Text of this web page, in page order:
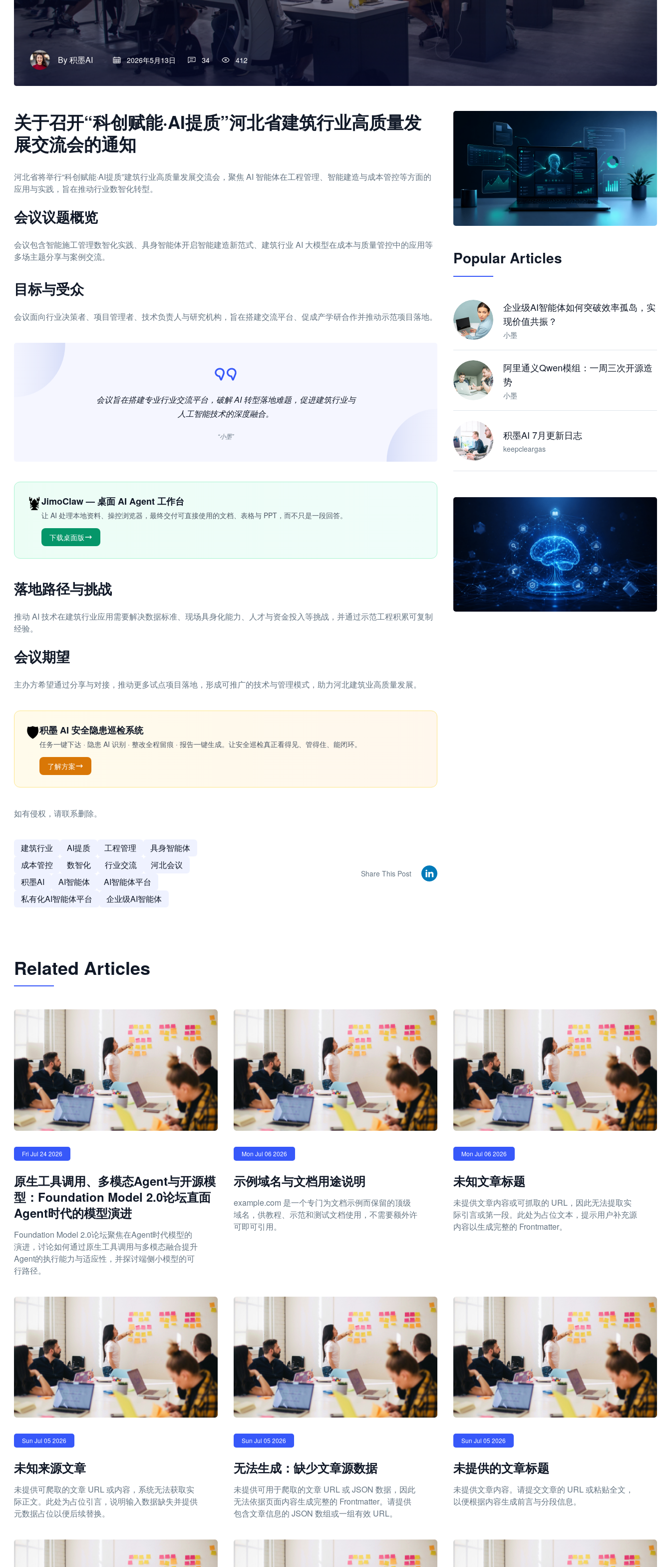
By积墨AI 2026年5月13日 34 412
关于召开“科创赋能·AI提质”河北省建筑行业高质量发
展交流会的通知
河北省将举行“科创赋能·AI提质”建筑行业高质量发展交流会，聚焦 AI 智能体在工程管理、智能建造与成本管控等方面的
应用与实践，旨在推动行业数智化转型。
会议议题概览
会议包含智能施工管理数智化实践、具身智能体开启智能建造新范式、建筑行业 AI 大模型在成本与质量管控中的应用等
多场主题分享与案例交流。
目标与受众
会议面向行业决策者、项目管理者、技术负责人与研究机构，旨在搭建交流平台、促成产学研合作并推动示范项目落地。
会议旨在搭建专业行业交流平台，破解 AI 转型落地难题，促进建筑行业与
人工智能技术的深度融合。
“小墨”
🦞JimoClaw — 桌面 AI Agent 工作台
让 AI 处理本地资料、操控浏览器，最终交付可直接使用的文档、表格与 PPT，而不只是一段回答。
下载桌面版
落地路径与挑战
推动 AI 技术在建筑行业应用需要解决数据标准、现场具身化能力、人才与资金投入等挑战，并通过示范工程积累可复制
经验。
会议期望
主办方希望通过分享与对接，推动更多试点项目落地，形成可推广的技术与管理模式，助力河北建筑业高质量发展。
🛡️积墨 AI 安全隐患巡检系统
任务一键下达 · 隐患 AI 识别 · 整改全程留痕 · 报告一键生成。让安全巡检真正看得见、管得住、能闭环。
了解方案
如有侵权，请联系删除。
建筑行业 AI提质 工程管理
具身智能体
成本管控
数智化 行业交流
河北会议
积墨AI
AI智能体
AI智能体平台
私有化AI智能体平台
企业级AI智能体
Share This Post
JimoClaw 桌面 AI Agent 工作台
Popular Articles
企业级AI智能体如何突破效率孤岛，实
现价值共振？
小墨
阿里通义Qwen模组：一周三次开源造
势
小墨
积墨AI 7月更新日志
keepcleargas
Related Articles
Fri Jul 24 2026
原生工具调用、多模态Agent与开源模
型：Foundation Model 2.0论坛直面
Agent时代的模型演进
Foundation Model 2.0论坛聚焦在Agent时代模型的
演进，讨论如何通过原生工具调用与多模态融合提升
Agent的执行能力与适应性，并探讨端侧小模型的可
行路径。
Mon Jul 06 2026
示例域名与文档用途说明
example.com 是一个专门为文档示例而保留的顶级
域名，供教程、示范和测试文档使用，不需要额外许
可即可引用。
Mon Jul 06 2026
未知文章标题
未提供文章内容或可抓取的 URL，因此无法提取实
际引言或第一段。此处为占位文本，提示用户补充源
内容以生成完整的 Frontmatter。
Sun Jul 05 2026
未知来源文章
未提供可爬取的文章 URL 或内容，系统无法获取实
际正文。此处为占位引言，说明输入数据缺失并提供
元数据占位以便后续替换。
Sun Jul 05 2026
无法生成：缺少文章源数据
未提供可用于爬取的文章 URL 或 JSON 数据，因此
无法依据页面内容生成完整的 Frontmatter。请提供
包含文章信息的 JSON 数组或一组有效 URL。
Sun Jul 05 2026
未提供的文章标题
未提供文章内容。请提交文章的 URL 或粘贴全文，
以便根据内容生成前言与分段信息。